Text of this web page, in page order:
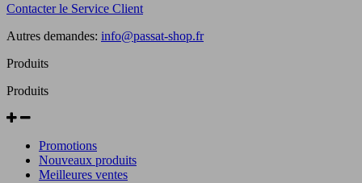
Contacter le Service Client
Autres demandes: info@passat-shop.fr
Produits
Produits
Promotions
Nouveaux produits
Meilleures ventes